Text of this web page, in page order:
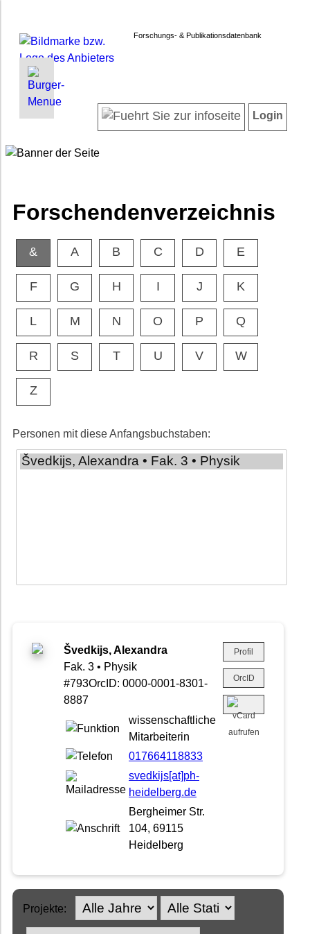
Forschungs- & Publikationsdatenbank
INFORMATIONEN | SUCHEN
Forschendenverzeichnis
FAQ
Newsletter
Barrierefreiheit
LOGIN
Login
Forschendenverzeichnis
& A B C D E
F G H I J K
L M N O P Q
R S T U V W
Z
Personen mit diese Anfangsbuchstaben:
Švedkijs, Alexandra
Fak. 3 • Physik
#793OrcID: 0000-0001-8301-
8887
wissenschaftliche
Mitarbeiterin
017664118833
svedkijs[at]ph-
heidelberg.de
Bergheimer Str.
104, 69115
Heidelberg
Profil
OrcID
Projekte: